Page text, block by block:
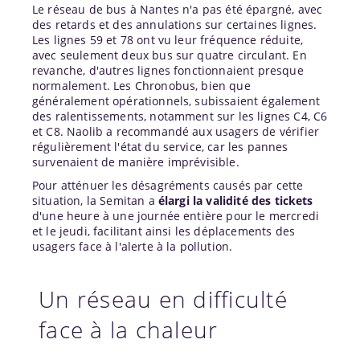
Le réseau de bus à Nantes n'a pas été épargné, avec
des retards et des annulations sur certaines lignes.
Les lignes 59 et 78 ont vu leur fréquence réduite,
avec seulement deux bus sur quatre circulant. En
revanche, d'autres lignes fonctionnaient presque
normalement. Les Chronobus, bien que
généralement opérationnels, subissaient également
des ralentissements, notamment sur les lignes C4, C6
et C8. Naolib a recommandé aux usagers de vérifier
régulièrement l'état du service, car les pannes
survenaient de manière imprévisible.
Pour atténuer les désagréments causés par cette
situation, la Semitan a élargi la validité des tickets
d'une heure à une journée entière pour le mercredi
et le jeudi, facilitant ainsi les déplacements des
usagers face à l'alerte à la pollution.
Un réseau en difficulté
face à la chaleur